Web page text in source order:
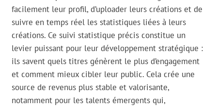
facilement leur profil, d’uploader leurs créations et de
suivre en temps réel les statistiques liées à leurs
créations. Ce suivi statistique précis constitue un
levier puissant pour leur développement stratégique :
ils savent quels titres génèrent le plus d’engagement
et comment mieux cibler leur public. Cela crée une
source de revenus plus stable et valorisante,
notamment pour les talents émergents qui,